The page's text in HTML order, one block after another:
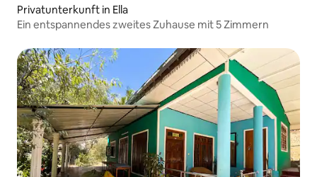
Privatunterkunft in Ella
Ein entspannendes zweites Zuhause mit 5 Zimmern